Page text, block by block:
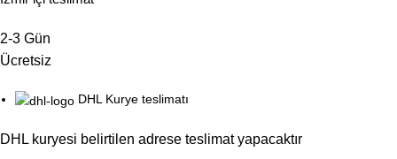
2-3 Gün
Ücretsiz
DHL Kurye teslimatı
DHL kuryesi belirtilen adrese teslimat yapacaktır